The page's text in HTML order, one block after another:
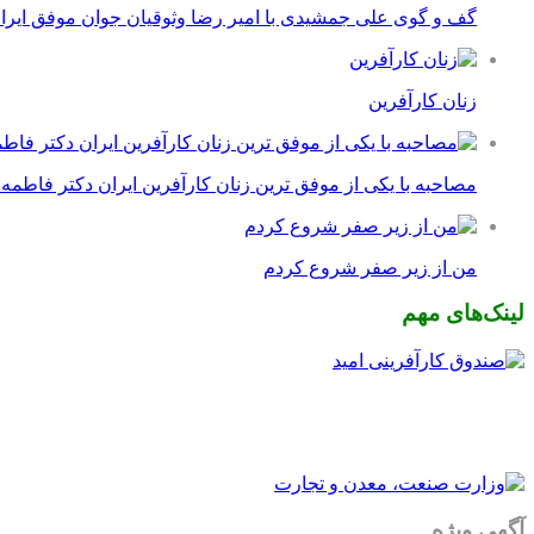
گف و گوی علی جمشیدی با امیر رضا وثوقیان جوان موفق
زنان کارآفرین
مصاحبه با یکی از موفق ترین زنان کارآفرین ایران دکتر
من از زیر صفر شروع کردم
لینک‌های مهم